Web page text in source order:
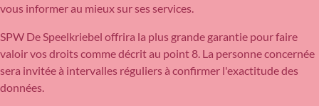
vous informer au mieux sur ses services.
SPW De Speelkriebel offrira la plus grande garantie pour faire
valoir vos droits comme décrit au point 8. La personne concernée
sera invitée à intervalles réguliers à confirmer l'exactitude des
données.